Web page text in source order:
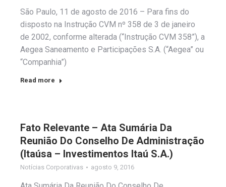
São Paulo, 11 de agosto de 2016 – Para fins do
disposto na Instrução CVM nº 358 de 3 de janeiro
de 2002, conforme alterada (“Instrução CVM 358”), a
Aegea Saneamento e Participações S.A. (“Aegea” ou
“Companhia”)
Read more
Fato Relevante – Ata Sumária Da
Reunião Do Conselho De Administração
(Itaúsa – Investimentos Itaú S.A.)
Notícias Corporativas agosto 9, 2016